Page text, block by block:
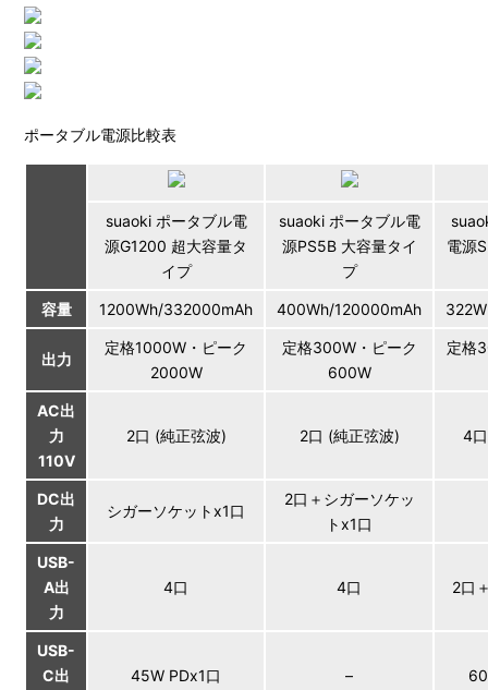
ポータブル電源比較表
suaoki ポータブル電
源G1200 超大容量タ
イプ
suaoki ポータブル電
源PS5B 大容量タイ
プ
電源
容量 1200Wh/332000mAh 400Wh/120000mAh
出力
定格1000W・ピーク
2000W
定格300W・ピーク
600W
定格
AC出
力
110V
2口 (純正弦波) 2口 (純正弦波) 4
DC出
力
シガーソケットx1口
2口＋シガーソケッ
トx1口
USB-
A出
力
4口 4口 2口
USB-
C出
45W PDx1口 –